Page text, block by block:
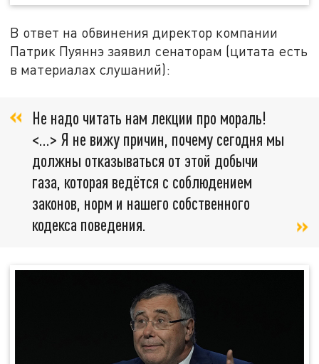
В ответ на обвинения директор компании
Патрик Пуяннэ заявил сенаторам (цитата есть
в материалах слушаний):
Не надо читать нам лекции про мораль!
<…> Я не вижу причин, почему сегодня мы
должны отказываться от этой добычи
газа, которая ведётся с соблюдением
законов, норм и нашего собственного
кодекса поведения.